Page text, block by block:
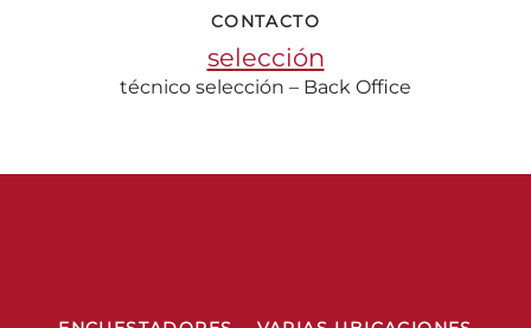
CONTACTO
selección
técnico selección – Back Office